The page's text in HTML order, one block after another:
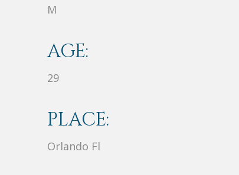
M
AGE:
29
PLACE:
Orlando Fl